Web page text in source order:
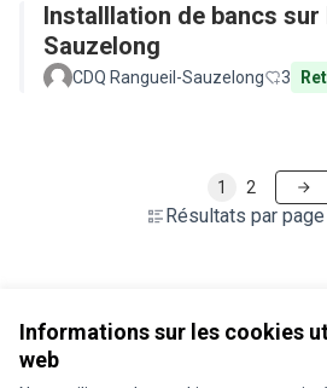
Informations sur les cookies
web
Installlation de bancs
Sauzelong
CDQ Rangueil-Sauzelong 3
Résultats par page
1 2